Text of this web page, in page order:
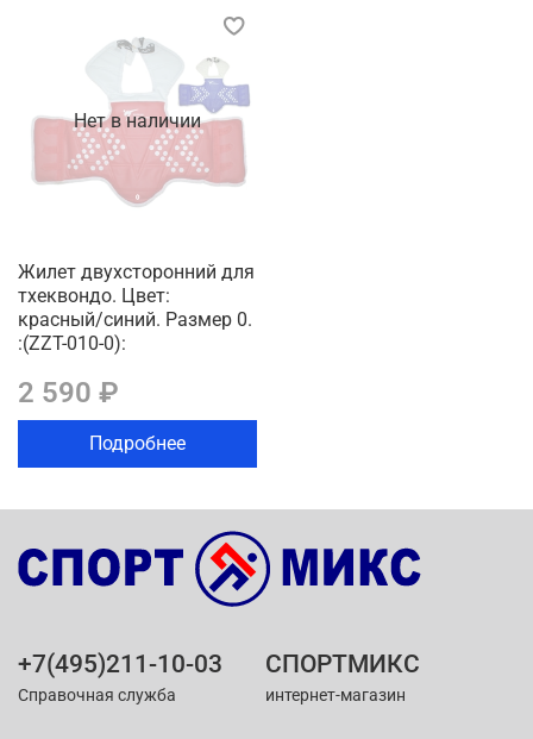
Нет в наличии
Жилет двухсторонний для
тхеквондо. Цвет:
красный/синий. Размер 0.
:(ZZT-010-0):
2 590 ₽
Подробнее
+7(495)211-10-03
Справочная служба
СПОРТМИКС
интернет-магазин